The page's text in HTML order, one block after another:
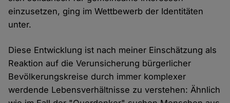
einzusetzen, ging im Wettbewerb der Identitäten
unter.
Diese Entwicklung ist nach meiner Einschätzung als
Reaktion auf die Verunsicherung bürgerlicher
Bevölkerungskreise durch immer komplexer
werdende Lebensverhältnisse zu verstehen: Ähnlich